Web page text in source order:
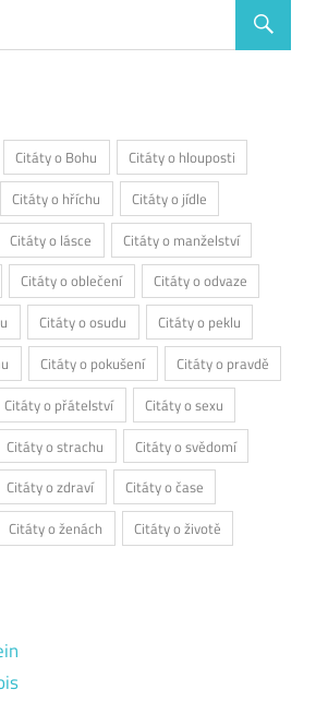
Citáty o Bohu
Citáty o hlouposti
Citáty o hříchu
Citáty o jídle
Citáty o lásce
Citáty o manželství
Citáty o oblečení
Citáty o odvaze
Citáty o osudu
Citáty o peklu
Citáty o pokušení
Citáty o pravdě
Citáty o přátelství
Citáty o sexu
Citáty o strachu
Citáty o svědomí
Citáty o zdraví
Citáty o čase
Citáty o ženách Citáty o životě